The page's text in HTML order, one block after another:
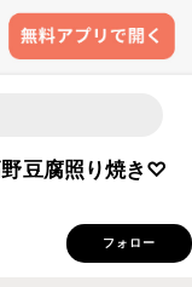
野豆腐照り焼き♡
フォロー